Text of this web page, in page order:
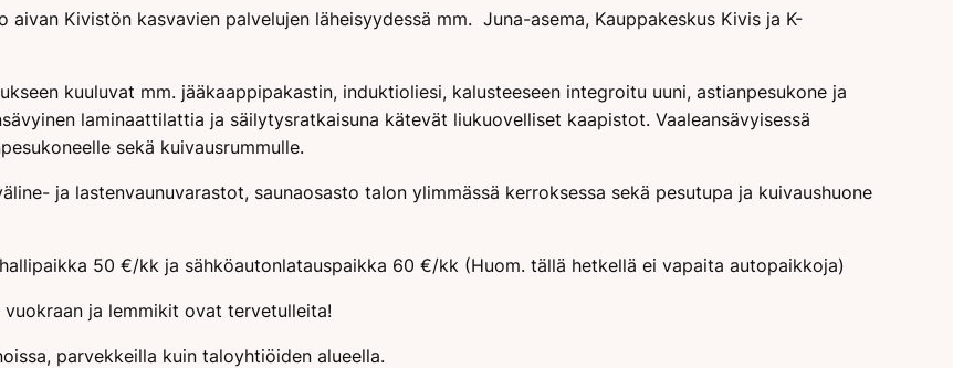
Kivistön kasvavien palvelujen läheisyydessä mm. Juna-asema, Kauppakeskus Kivis ja K-
kuuluvat mm. jääkaappipakastin, induktioliesi, kalusteeseen integroitu uuni, astianpesukone ja
laminaattilattia ja säilytysratkaisuna kätevät liukuovelliset kaapistot. Vaaleansävyisessä
sekä kuivausrummulle.
ja lastenvaunuvarastot, saunaosasto talon ylimmässä kerroksessa sekä pesutupa ja kuivaushuone
50 €/kk ja sähköautonlatauspaikka 60 €/kk (Huom. tällä hetkellä ei vapaita autopaikkoja)
ja lemmikit ovat tervetulleita!
parvekkeilla kuin taloyhtiöiden alueella.